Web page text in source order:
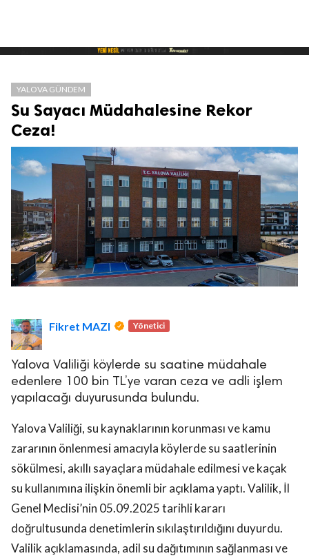
Saklıdır.
YALOVA GÜNDEM
Su Sayacı Müdahalesine Rekor
Ceza!
Fikret MAZI Yönetici
Yalova Valiliği köylerde su saatine müdahale
edenlere 100 bin TL’ye varan ceza ve adli işlem
yapılacağı duyurusunda bulundu.
Yalova Valiliği, su kaynaklarının korunması ve kamu
zararının önlenmesi amacıyla köylerde su saatlerinin
sökülmesi, akıllı sayaçlara müdahale edilmesi ve kaçak
su kullanımına ilişkin önemli bir açıklama yaptı. Valilik, İl
Genel Meclisi’nin 05.09.2025 tarihli kararı
doğrultusunda denetimlerin sıkılaştırıldığını duyurdu.
Valilik açıklamasında, adil su dağıtımının sağlanması ve